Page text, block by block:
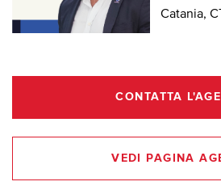
Catania,
CONTATTA
VEDI PAGINA